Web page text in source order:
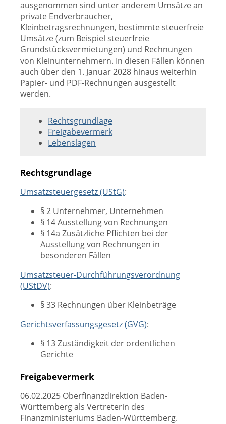
ausgenommen sind unter anderem Umsätze an
private Endverbraucher,
Kleinbetragsrechnungen, bestimmte steuerfreie
Umsätze (zum Beispiel steuerfreie
Grundstücksvermietungen) und Rechnungen
von Kleinunternehmern. In diesen Fällen können
auch über den 1. Januar 2028 hinaus weiterhin
Papier- und PDF-Rechnungen ausgestellt
werden.
Rechtsgrundlage
Freigabevermerk
Lebenslagen
Rechtsgrundlage
Umsatzsteuergesetz (UStG):
§ 2 Unternehmer, Unternehmen
§ 14 Ausstellung von Rechnungen
§ 14a Zusätzliche Pflichten bei der
Ausstellung von Rechnungen in
besonderen Fällen
Umsatzsteuer-Durchführungsverordnung
(UStDV):
§ 33 Rechnungen über Kleinbeträge
Gerichtsverfassungsgesetz (GVG):
§ 13 Zuständigkeit der ordentlichen
Gerichte
Freigabevermerk
06.02.2025 Oberfinanzdirektion Baden-
Württemberg als Vertreterin des
Finanzministeriums Baden-Württemberg.